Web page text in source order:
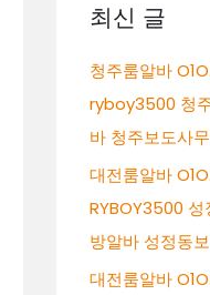
최신 글
청주룸알바
ryboy3500 청
바 청주보도사
대전룸알바
RYBOY3500
방알바 성정동
대전룸알바